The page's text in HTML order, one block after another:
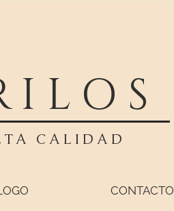
CALIDAD
CONTACTO